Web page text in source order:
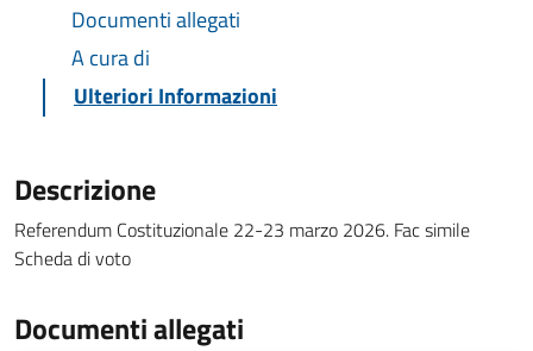
Documenti allegati
A cura di
Ulteriori Informazioni
Descrizione
Referendum Costituzionale 22-23 marzo 2026. Fac simile
Scheda di voto
Documenti allegati